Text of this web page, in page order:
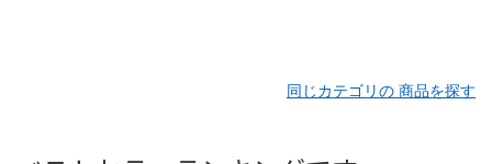
同じカテゴリの 商品を探す